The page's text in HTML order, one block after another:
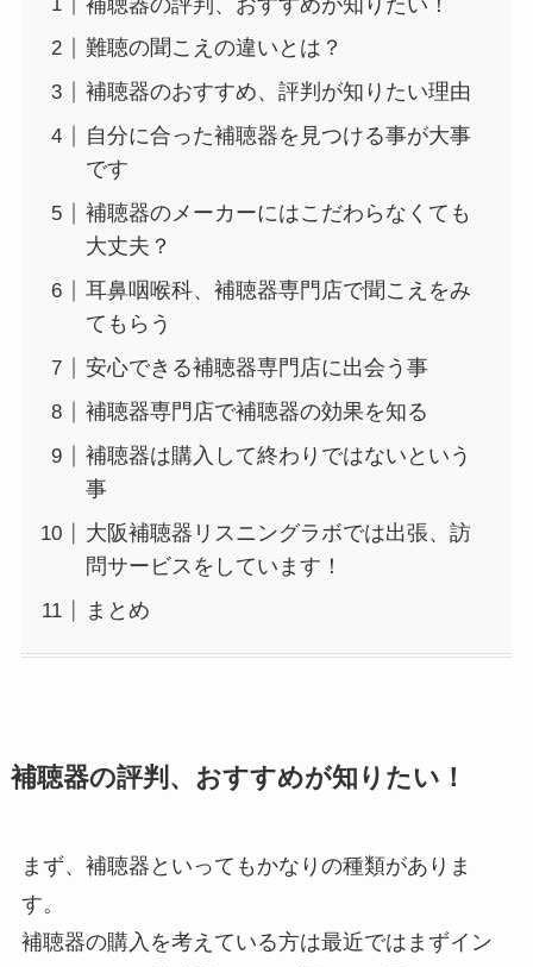
難聴の聞こえの違いとは？
補聴器のおすすめ、評判が知りたい理由
自分に合った補聴器を見つける事が大事
です
補聴器のメーカーにはこだわらなくても
大丈夫？
耳鼻咽喉科、補聴器専門店で聞こえをみ
てもらう
安心できる補聴器専門店に出会う事
補聴器専門店で補聴器の効果を知る
補聴器は購入して終わりではないという
事
大阪補聴器リスニングラボでは出張、訪
問サービスをしています！
まとめ
補聴器の評判、おすすめが知りたい！
まず、補聴器といってもかなりの種類がありま
す。
補聴器の購入を考えている方は最近ではまずイン